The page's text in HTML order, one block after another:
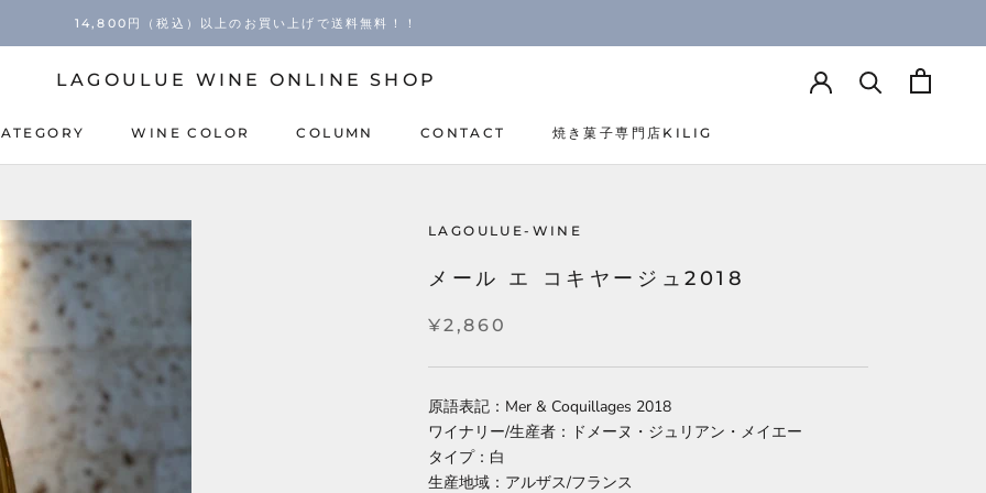
14,800円（税込）以上のお買い上げで送料無料！！
WINE COLOR
COLUMN
CONTACT
焼き菓子専門店KILIG
LAGOULUE WINE ONLINE SHOP
LAGOULUE-WINE
メール エ コキヤージュ2018
¥2,860
原語表記：Mer & Coquillages 2018
ワイナリー/生産者：ドメーヌ・ジュリアン・メイエー
タイプ：白
生産地域：アルザス/フランス